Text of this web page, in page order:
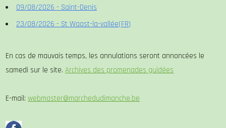
09/08/2026 - Saint-Denis
23/08/2026 - St Waast-la-vallée(FR)
En cas de mauvais temps, les annulations seront annoncées le
samedi sur le site.Archives des promenades guidées
E-mail:webmaster@marchedudimanche.be